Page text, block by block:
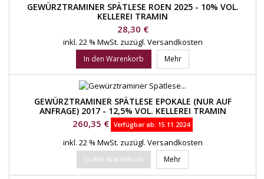
GEWÜRZTRAMINER SPÄTLESE ROEN 2025 - 10% VOL.
KELLEREI TRAMIN
Preis
28,30 €
inkl. 22 % MwSt. zuzügl. Versandkosten
In den Warenkorb Mehr
GEWÜRZTRAMINER SPÄTLESE EPOKALE (NUR AUF
ANFRAGE) 2017 - 12,5% VOL. KELLEREI TRAMIN
Preis
260,35 € Verfügbar ab: 15.11.2024
inkl. 22 % MwSt. zuzügl. Versandkosten
In den Warenkorb Mehr